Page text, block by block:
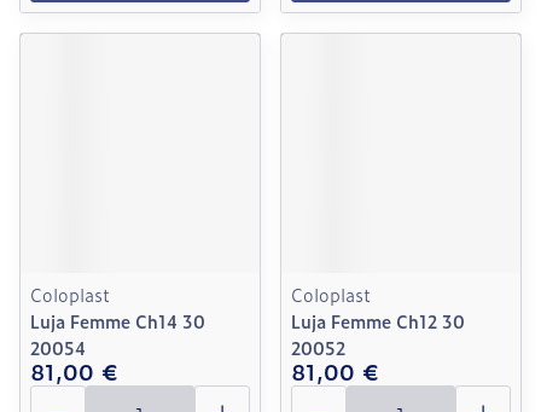
Coloplast
Luja Femme Ch14 30
20054
81,00 €
Quantité
Coloplast
Luja Femme Ch12 30
20052
81,00 €
Quantité